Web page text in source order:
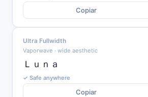
Copiar
Ultra Fullwidth
Vaporwave · wide aesthetic
Ｌｕｎａ
✓ Safe anywhere
Copiar